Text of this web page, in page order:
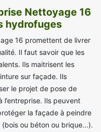
Nettoyage 16
hydrofuges
16 promettent de livrer
Il faut savoir que les
Ils maitrisent les
sur façade. Ils
le projet de pose de
l’entreprise. Ils peuvent
la façade à peindre
ou béton ou brique…).